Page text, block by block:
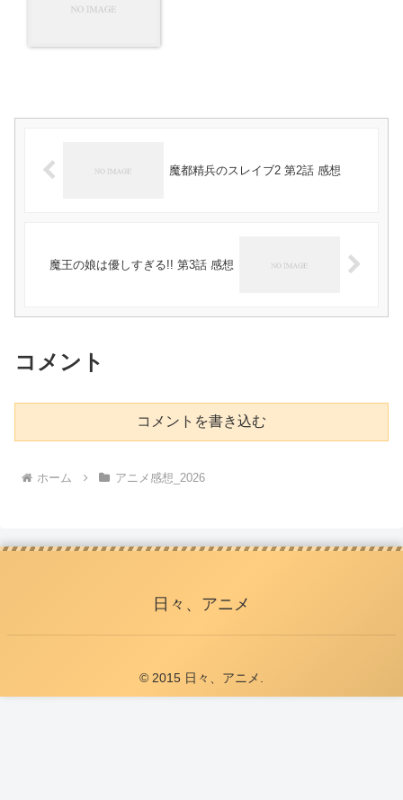
魔都精兵のスレイブ2 第2話 感想
魔王の娘は優しすぎる!! 第3話 感想
コメント
コメントを書き込む
ホーム アニメ感想_2026
日々、アニメ
© 2015 日々、アニメ.